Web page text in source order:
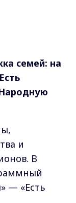
семей: на
и
В
— «Есть